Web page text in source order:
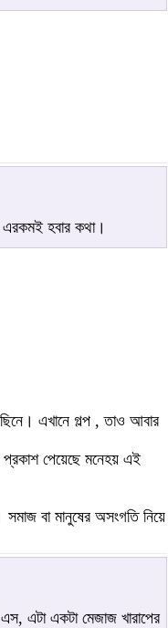
এরকমই হবার কথা।
এখানে গল্প , তাও আবার
পেয়েছে মনেহয় এই
বা মানুষের অসংগতি নিয়ে
এটা একটা মেজাজ খারাপের